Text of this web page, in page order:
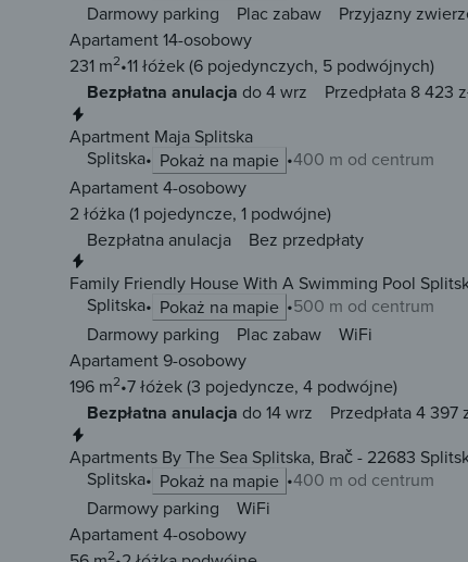
Darmowy parking
Plac zabaw Przyjazny
Apartament 14-osobowy
231 m2 11 łóżek(6 pojedynczych, 5 podwójnych)
Bezpłatna anulacja do 4 wrz Przedpłata 8 423
Apartment Maja Splitska
Splitska
Pokaż na mapie 400 m od centrum
Apartament 4-osobowy
2 łóżka(1 pojedyncze, 1 podwójne)
Bezpłatna anulacja
Bez przedpłaty
Family Friendly House With A Swimming Pool
Splitska
Splitska Pokaż na mapie
500 m od centrum
Darmowy parking
Plac zabaw
WiFi
Apartament 9-osobowy
196 m2 7 łóżek(3 pojedyncze, 4 podwójne)
Bezpłatna anulacja do 14 wrz Przedpłata 4 397
Apartments By The Sea Splitska, Brač - 22683
Splitska
Pokaż na mapie 400 m od centrum
Darmowy parking
WiFi
Apartament 4-osobowy
2